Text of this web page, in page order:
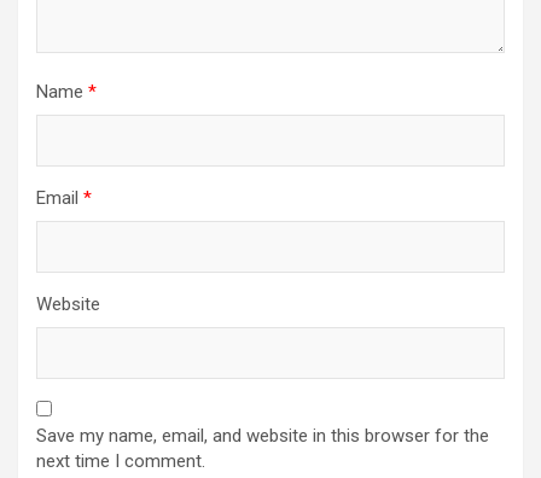
Name *
Email *
Website
Save my name, email, and website in this browser for the
next time I comment.